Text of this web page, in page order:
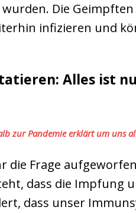
Die
infizieren und
Alles ist
zur Pandemie erklärt um uns
die Frage
dass die Impfung
dass unser